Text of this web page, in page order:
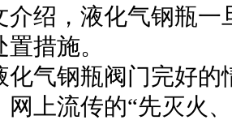
介绍，液化气钢瓶
措施。
化气钢瓶阀门完好
网上流传的“先灭火